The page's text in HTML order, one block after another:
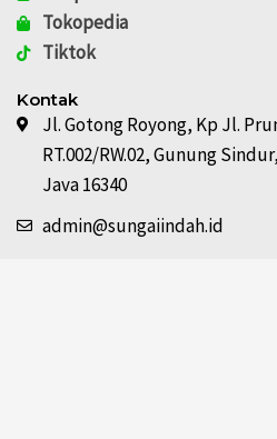
Tokopedia
Tiktok
Kontak
Jl. Gotong Royong, Kp Jl.
RT.002/RW.02, Gunung
Java 16340
admin@sungaiindah.id